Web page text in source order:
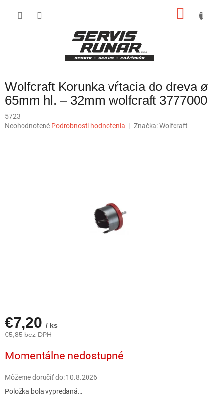
Wolfcraft Korunka vŕtacia do dreva ø
65mm hl. – 32mm wolfcraft 3777000
5723
Priemerné
Neohodnotené Podrobnosti hodnotenia Značka:Wolfcraft
€7,20 / ks
€5,85 bez DPH
cena:
Momentálne nedostupné
Môžeme doručiť do: 10.8.2026
Položka bola vypredaná…